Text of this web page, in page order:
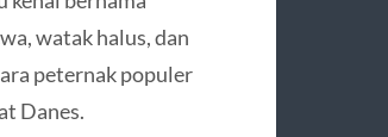
watak halus, dan
peternak populer
Danes.